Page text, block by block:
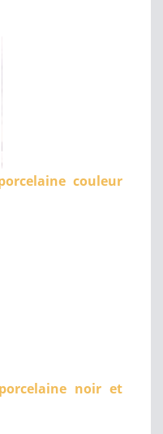
couleur
noir et